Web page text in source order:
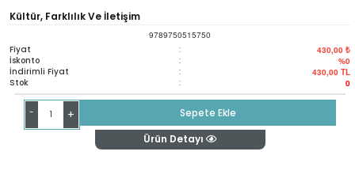
Kültür, Farklılık Ve İletişim
9789750515750
Fiyat : 430,00 ₺
İskonto : %0
İndirimli Fiyat : 430,00 TL
Stok : 0
- +
Sepete Ekle
Ürün Detayı